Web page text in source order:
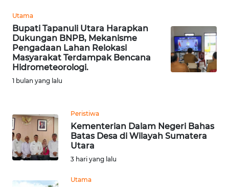
Utama
Bupati Tapanuli Utara Harapkan
Dukungan BNPB, Mekanisme
Pengadaan Lahan Relokasi
Masyarakat Terdampak Bencana
Hidrometeorologi.
1 bulan yang lalu
Peristiwa
Kementerian Dalam Negeri Bahas
Batas Desa di Wilayah Sumatera
Utara
3 hari yang lalu
Utama
WN
SULBAR
WN
BABEL
WN
SUMSEL